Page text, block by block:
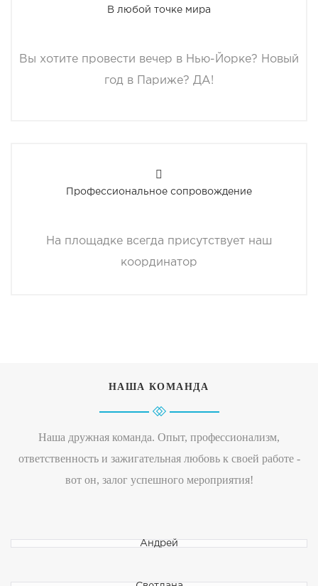
В любой точке мира
Вы хотите провести вечер в Нью-Йорке? Новый
год в Париже? ДА!
Профессиональное сопровождение
На площадке всегда присутствует наш
координатор
НАША КОМАНДА
Наша дружная команда. Опыт, профессионализм,
ответственность и зажигательная любовь к своей работе -
вот он, залог успешного мероприятия!
Андрей